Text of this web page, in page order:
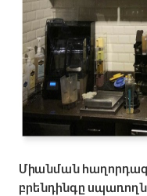
Միանման
բրենդինգը